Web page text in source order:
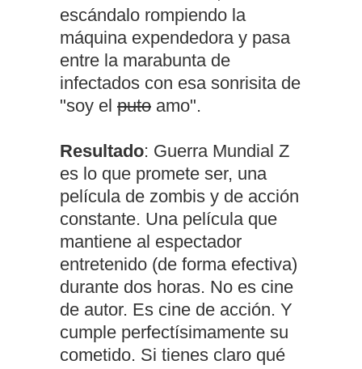
escándalo rompiendo la
máquina expendedora y pasa
entre la marabunta de
infectados con esa sonrisita de
"soy el puto amo".
Resultado: Guerra Mundial Z
es lo que promete ser, una
película de zombis y de acción
constante. Una película que
mantiene al espectador
entretenido (de forma efectiva)
durante dos horas. No es cine
de autor. Es cine de acción. Y
cumple perfectísimamente su
cometido. Si tienes claro qué